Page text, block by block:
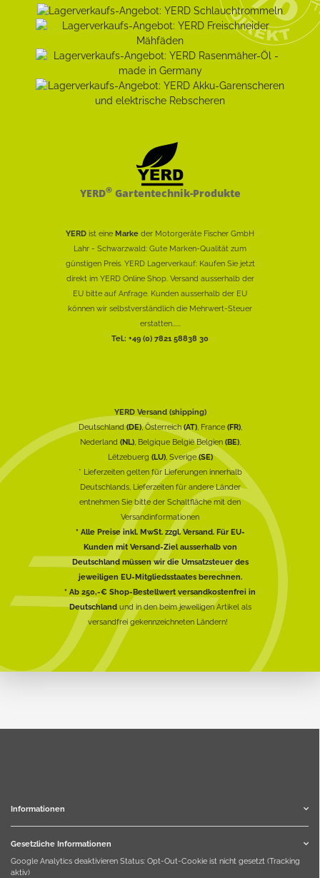
YERD®Gartentechnik-Produkte
YERD ist eine Marke der Motorgeräte Fischer GmbH
Lahr - Schwarzwald: Gute Marken-Qualität zum
günstigen Preis. YERD Lagerverkauf: Kaufen Sie jetzt
direkt im YERD Online Shop. Versand ausserhalb der
EU bitte auf Anfrage. Kunden ausserhalb der EU
können wir selbstverständlich die Mehrwert-Steuer
erstatten......
Tel.: +49 (0) 7821 58838 30
YERD Versand (shipping)
Deutschland(DE), Österreich(AT), France (FR),
Nederland (NL), Belgique België Belgien (BE),
Lëtzebuerg (LU), Sverige(SE)
* Lieferzeiten gelten für Lieferungen innerhalb
Deutschlands, Lieferzeiten für andere Länder
entnehmen Sie bitte der Schaltfläche mit den
Versandinformationen
* Alle Preise inkl. MwSt. zzgl. Versand. Für EU-
Kunden mit Versand-Ziel ausserhalb von
Deutschland müssen wir die Umsatzsteuer des
jeweiligen EU-Mitgliedsstaates berechnen.
* Ab 250,-€ Shop-Bestellwert versandkostenfrei in
Deutschlandund in den beim jeweiligen Artikel als
versandfrei gekennzeichneten Ländern!
Informationen
Gesetzliche Informationen
Google Analytics deaktivieren Status: Opt-Out-Cookie ist nicht gesetzt (Tracking
aktiv)